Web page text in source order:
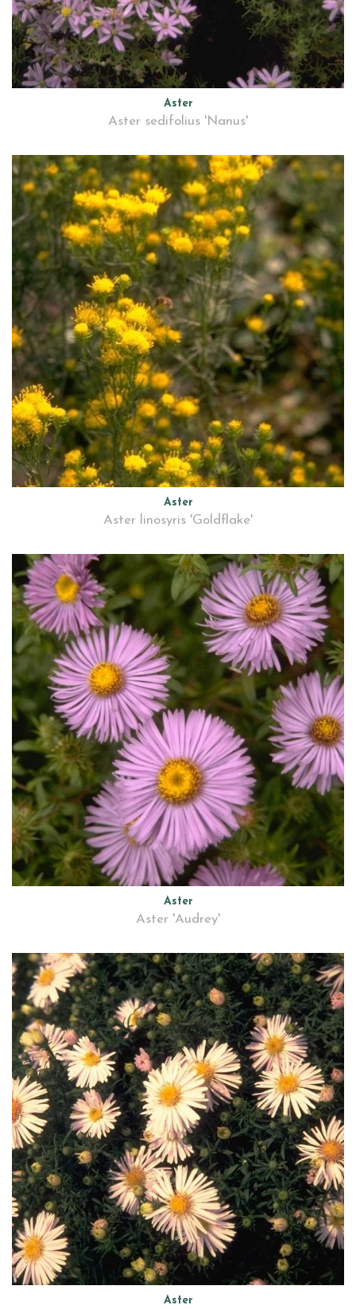
Aster
Aster sedifolius 'Nanus'
Aster
Aster linosyris 'Goldflake'
Aster
Aster 'Audrey'
Aster